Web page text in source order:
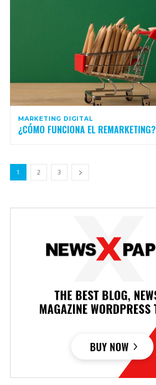
MARKETING DIGITAL
¿CÓMO FUNCIONA EL REMARKETING?
1 2 3